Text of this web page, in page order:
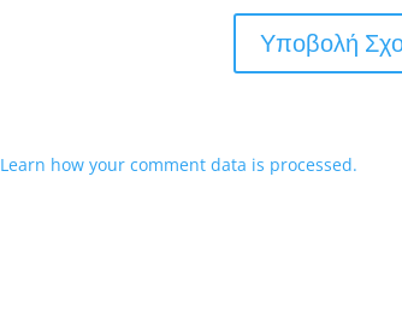
Learn how your comment data is processed.